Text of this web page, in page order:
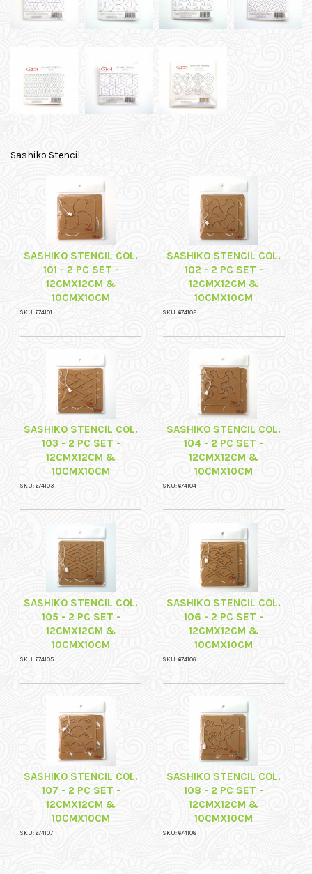
Sashiko Stencil
SASHIKO STENCIL COL.
101 - 2 PC SET -
12CMX12CM &
10CMX10CM
SKU: 674101
SASHIKO STENCIL COL.
102 - 2 PC SET -
12CMX12CM &
10CMX10CM
SKU: 674102
SASHIKO STENCIL COL.
103 - 2 PC SET -
12CMX12CM &
10CMX10CM
SKU: 674103
SASHIKO STENCIL COL.
104 - 2 PC SET -
12CMX12CM &
10CMX10CM
SKU: 674104
SASHIKO STENCIL COL.
105 - 2 PC SET -
12CMX12CM &
10CMX10CM
SKU: 674105
SASHIKO STENCIL COL.
106 - 2 PC SET -
12CMX12CM &
10CMX10CM
SKU: 674106
SASHIKO STENCIL COL.
107 - 2 PC SET -
12CMX12CM &
10CMX10CM
SKU: 674107
SASHIKO STENCIL COL.
108 - 2 PC SET -
12CMX12CM &
10CMX10CM
SKU: 674108